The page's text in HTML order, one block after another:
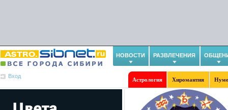
НОВОСТИ РАЗВЛЕЧЕНИЯ
Вход
Астрология Хиромантия